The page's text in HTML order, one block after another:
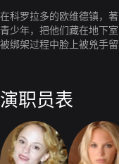
在科罗拉多的欧维德镇，
青少年，把他们藏在地下
被绑架过程中脸上被兇手
演职员表